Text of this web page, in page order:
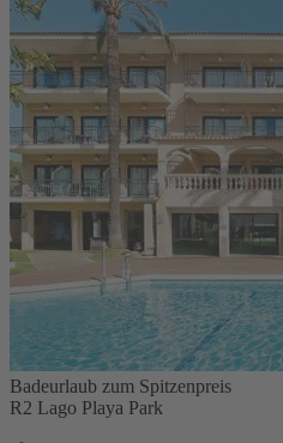
Badeurlaub zum Spitzenpreis
R2 Lago Playa Park